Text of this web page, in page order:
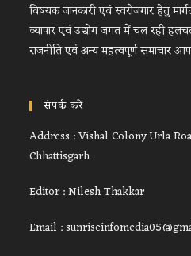
विषयक जानकारी एवं स्वरोजगार हेतु
व्यापार एवं उद्योग जगत में चल रही
राजनीति एवं अन्य महत्वपूर्ण समाचार
संपर्क करें
Address : Vishal Colony Urla
Chhattisgarh
Editor : Nilesh Thakkar
Email :